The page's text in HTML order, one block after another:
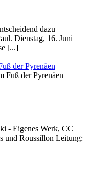
dazu
Dienstag, 16. Juni
[...]
der Pyrenäen
- Eigenes Werk, CC
und Roussillon Leitung: